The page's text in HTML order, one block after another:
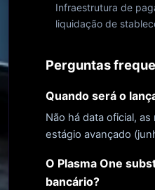
Infraestrutura de
liquidação de
Perguntas
Quando será o
Não há data oficial,
estágio avançado
O Plasma One
bancário?